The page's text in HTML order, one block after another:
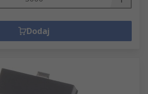
Dodaj